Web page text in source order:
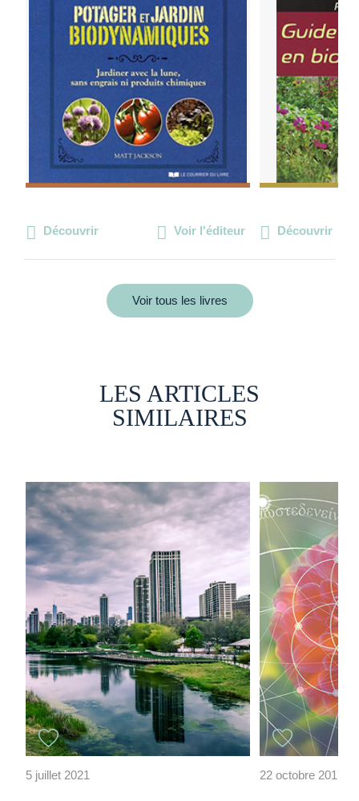
Découvrir Voir l'éditeur Découvrir
Voir tous les livres
LES ARTICLES
SIMILAIRES
5 juillet 2021 22 octobre 2017